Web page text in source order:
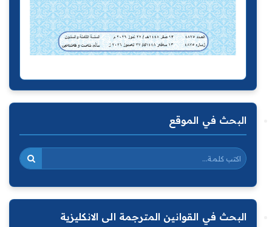
البحث في الموقع
البحث في القوانين المترجمة الى الانكليزية